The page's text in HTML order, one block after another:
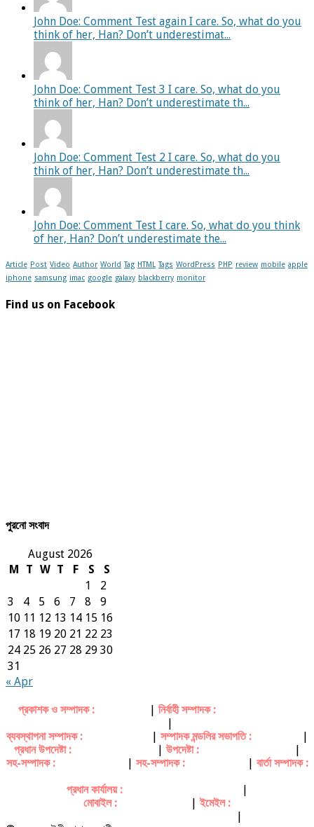
John Doe: Comment Test again I care. So, what do you
think of her, Han? Don’t underestimat...
John Doe: Comment Test 3 I care. So, what do you
think of her, Han? Don’t underestimate th...
John Doe: Comment Test 2 I care. So, what do you
think of her, Han? Don’t underestimate th...
John Doe: Comment Test I care. So, what do you think
of her, Han? Don’t underestimate the...
Article Post Video Author World Tag HTML Tags WordPress PHP review mobile apple
iphone samsung imac google galaxy blackberry monitor
Find us on Facebook
পুরনো সংবাদ
August 2026
M
T W T F S
S
1
2
3
4 5 6 7 8
9
10 11 12 13 14 15 16
17 18 19 20 21 22 23
24 25 26 27 28 29 30
31
« Apr
প্রকাশক ও সম্পাদক : | নির্বাহী সম্পাদক :
|
ব্যবস্থাপনা সম্পাদক :
| সম্পাদক মন্ডলির সভাপতি :
|
প্রধান উপদেষ্টা :
| উপদেষ্টা :
|
সহ-সম্পাদক :
| সহ-সম্পাদক : | বার্তা সম্পাদক :
প্রধান কার্যালয় :
|
মোবাইল :
| ইমেইল :
|